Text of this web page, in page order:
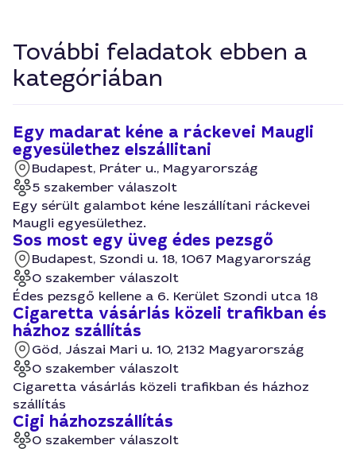
További feladatok ebben a
kategóriában
Egy madarat kéne a ráckevei Maugli
egyesülethez elszállitani
Budapest, Práter u., Magyarország
5 szakember válaszolt
Egy sérült galambot kéne leszállítani ráckevei
Maugli egyesülethez.
Sos most egy üveg édes pezsgő
Budapest, Szondi u. 18, 1067 Magyarország
0 szakember válaszolt
Édes pezsgő kellene a 6. Kerület Szondi utca 18
Cigaretta vásárlás közeli trafikban és
házhoz szállítás
Göd, Jászai Mari u. 10, 2132 Magyarország
0 szakember válaszolt
Cigaretta vásárlás közeli trafikban és házhoz
szállítás
Cigi házhozszállítás
0 szakember válaszolt